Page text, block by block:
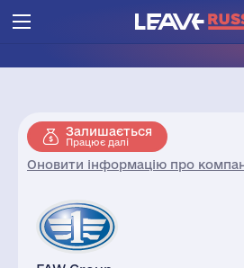
Залишається
Працює далі
Оновити інформацію про